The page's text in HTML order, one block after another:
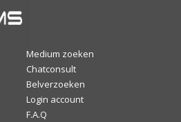
Medium zoeken
Chatconsult
Belverzoeken
Login account
F.A.Q